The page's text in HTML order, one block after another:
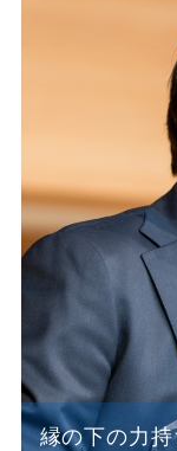
縁の下の力